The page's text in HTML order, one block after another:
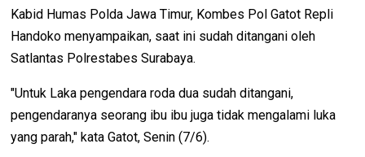
Kabid Humas Polda Jawa Timur, Kombes Pol Gatot Repli
Handoko menyampaikan, saat ini sudah ditangani oleh
Satlantas Polrestabes Surabaya.
"Untuk Laka pengendara roda dua sudah ditangani,
pengendaranya seorang ibu ibu juga tidak mengalami luka
yang parah," kata Gatot, Senin (7/6).